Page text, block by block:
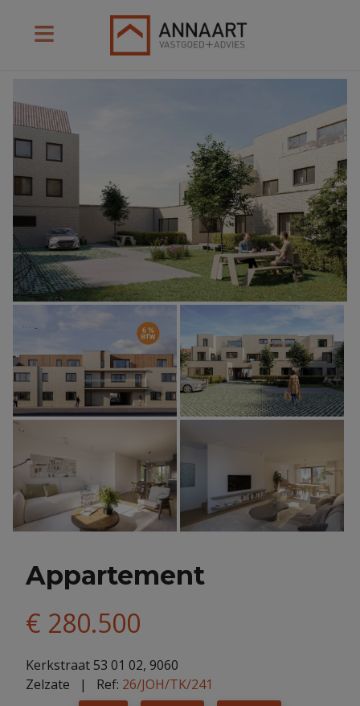
Appartement
€ 280.500
Kerkstraat 53 01 02, 9060
Zelzate | Ref: 26/JOH/TK/241